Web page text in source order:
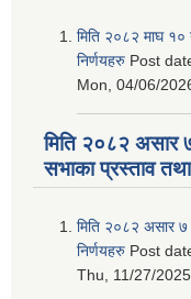
मिति २०८२ माघ
निर्णयहरु Post
Mon, 04/06/
मिति २०८२
सभाका प्रस्ताव
मिति २०८२ असार
निर्णयहरु Post
Thu, 11/27/